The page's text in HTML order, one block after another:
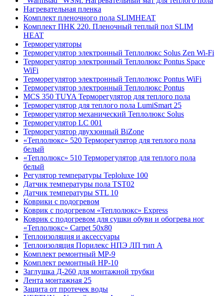
Нагревательная пленка
Комплект пленочного пола SLIMHEAT
Комплект ПНК 220. Пленочный теплый пол SLIM
HEAT
Терморегуляторы
Терморегулятор электронный Теплолюкс Solus Zen Wi-Fi
Терморегулятор электронный Теплолюкс Pontus Space
WiFi
Терморегулятор электронный Теплолюкс Pontus WiFi
Терморегулятор электронный Теплолюкс Pontus
MCS 350 TUYA Терморегулятор для теплого пола
Терморегулятор для теплого пола LumiSmart 25
Терморегулятор механический Теплолюкс Solus
Терморегулятор LC 001
Терморегулятор двухзонный BiZone
«Теплолюкс» 520 Терморегулятор для теплого пола
белый
«Теплолюкс» 510 Терморегулятор для теплого пола
белый
Регулятор температуры Teploluxe 100
Датчик температуры пола TST02
Датчик температуры STL 10
Коврики с подогревом
Коврик с подогревом «Теплолюкс» Express
Коврик с подогревом для сушки обуви и обогрева ног
«Теплолюкс» Carpet 50x80
Теплоизоляция и аксессуары
Теплоизоляция Порилекс НПЭ ЛП тип А
Комплект ремонтный МР-9
Комплект ремонтный НР-10
Заглушка Д-260 для монтажной трубки
Лента монтажная 25
Защита от протечек воды